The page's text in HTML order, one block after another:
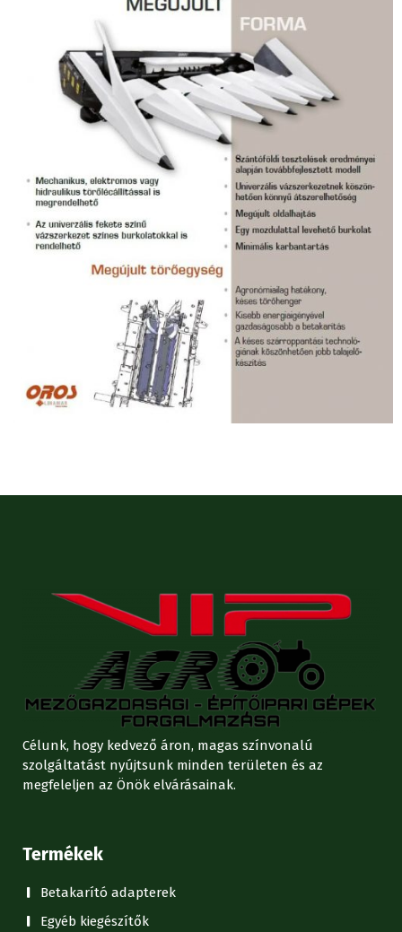
Célunk, hogy kedvező áron, magas színvonalú
szolgáltatást nyújtsunk minden területen és az
megfeleljen az Önök elvárásainak.
Termékek
Betakarító adapterek
Egyéb kiegészítők